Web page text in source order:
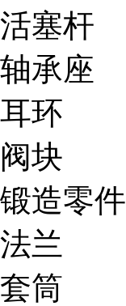
活塞杆
轴承座
耳环
阀块
锻造零件
法兰
套筒